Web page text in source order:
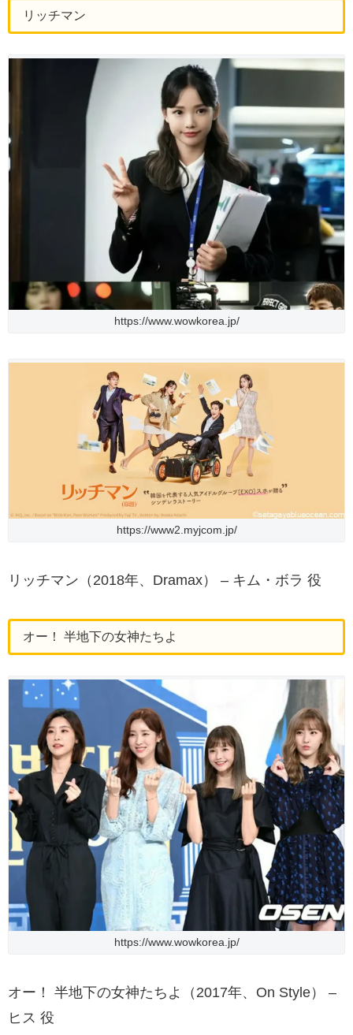
リッチマン
https://www.wowkorea.jp/
https://www2.myjcom.jp/
リッチマン（2018年、Dramax） – キム・ボラ 役
オー！ 半地下の女神たちよ
https://www.wowkorea.jp/
オー！ 半地下の女神たちよ（2017年、On Style） –
ヒス 役